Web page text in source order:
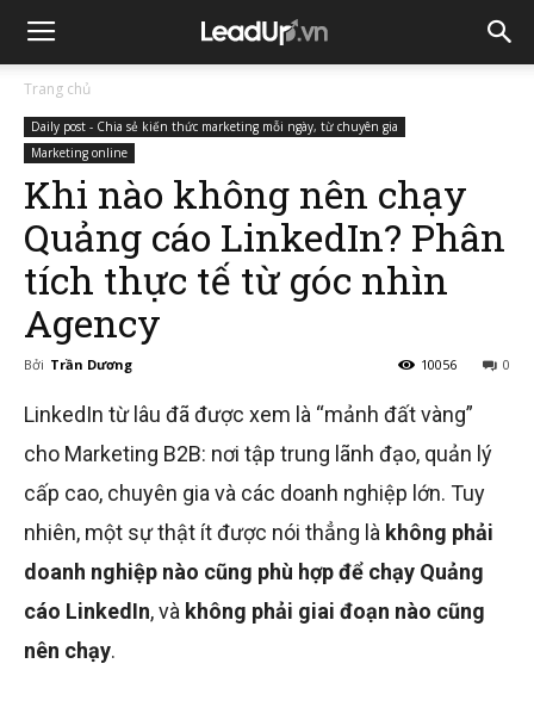
Trang chủ
Daily post - Chia sẻ kiến thức marketing mỗi ngày, từ chuyên gia
Marketing online
Khi nào không nên chạy
Quảng cáo LinkedIn? Phân
tích thực tế từ góc nhìn
Agency
Bởi Trần Dương 0
10056
LinkedIn từ lâu đã được xem là “mảnh đất vàng”
cho Marketing B2B: nơi tập trung lãnh đạo, quản lý
cấp cao, chuyên gia và các doanh nghiệp lớn. Tuy
nhiên, một sự thật ít được nói thẳng là không phải
doanh nghiệp nào cũng phù hợp để chạy Quảng
cáo LinkedIn, và không phải giai đoạn nào cũng
nên chạy.